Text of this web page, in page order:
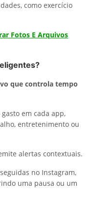
como exercício
Fotos E Arquivos
que controla tempo
em cada app,
entretenimento ou
alertas contextuais.
no Instagram,
uma pausa ou um